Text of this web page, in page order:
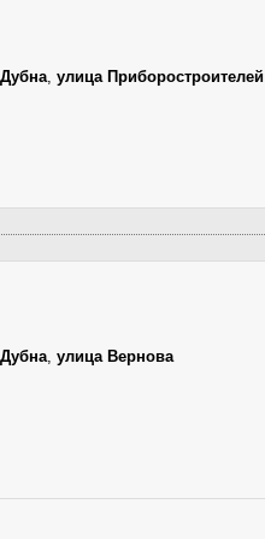
Дубна, улица Приборостроителей
Дубна, улица Вернова